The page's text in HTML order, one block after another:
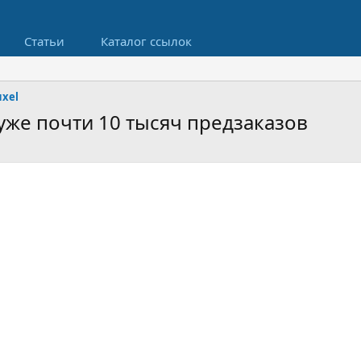
Статьи Каталог ссылок
почти 10 тысяч предзаказов